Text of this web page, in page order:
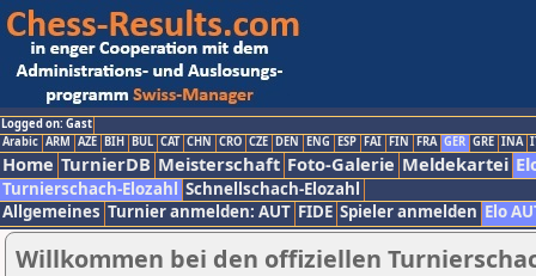
Logged on: Gast
Arabic ARM AZE BIH BUL CAT CHN CRO CZE DEN ENG ESP FAI FIN FRA GER GRE INA
Home TurnierDB Meisterschaft Foto-Galerie Meldekartei
Turnierschach-Elozahl Schnellschach-Elozahl
Allgemeines Turnier anmelden: AUT FIDE Spieler anmelden Elo
Willkommen bei den offiziellen